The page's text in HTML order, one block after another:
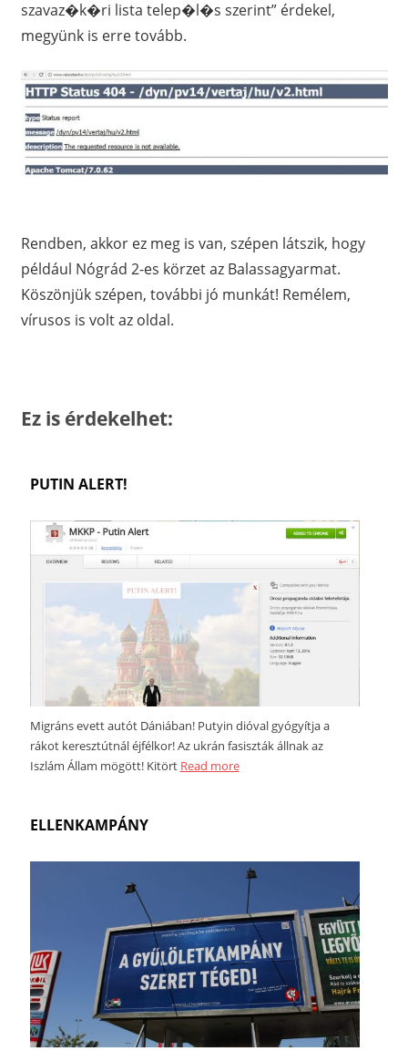
szavaz�k�ri lista telep�l�s szerint” érdekel,
megyünk is erre tovább.
Rendben, akkor ez meg is van, szépen látszik, hogy
például Nógrád 2-es körzet az Balassagyarmat.
Köszönjük szépen, további jó munkát! Remélem,
vírusos is volt az oldal.
Ez is érdekelhet:
PUTIN ALERT!
Migráns evett autót Dániában! Putyin dióval gyógyítja a
rákot keresztútnál éjfélkor! Az ukrán fasiszták állnak az
Iszlám Állam mögött! Kitört Read more
ELLENKAMPÁNY